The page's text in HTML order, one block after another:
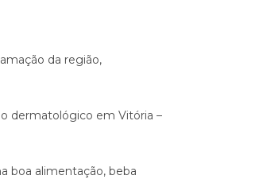
da região,
dermatológico em Vitória –
boa alimentação, beba